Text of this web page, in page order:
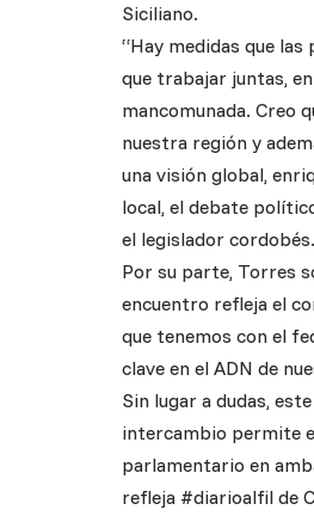
Siciliano.
“Hay medidas que
que trabajar juntas,
mancomunada. Creo
nuestra región y
una visión global,
local, el debate
el legislador cordobés.
Por su parte, Torres
encuentro refleja el
que tenemos con el
clave en el ADN de
Sin lugar a dudas,
intercambio permite
parlamentario en
refleja #diarioalfil de